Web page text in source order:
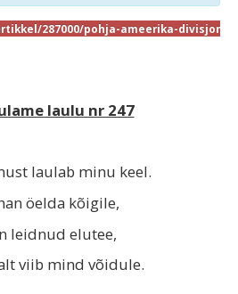
287000/pohja-ameerika-
laulu nr 247
laulab minu keel.
öelda kõigile,
leidnud elutee,
viib mind võidule.